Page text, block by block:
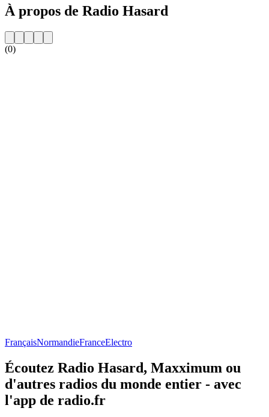
À propos de Radio Hasard
(0)
FrançaisNormandieFranceElectro
Écoutez Radio Hasard, Maxximum ou
d'autres radios du monde entier - avec
l'app de radio.fr